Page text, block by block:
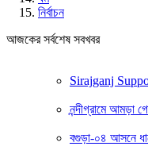
নির্বাচন
আজকের সর্বশেষ সবখবর
Sirajganj
নন্দীগ্রামে আমড়া
বগুড়া-০৪ আসনে